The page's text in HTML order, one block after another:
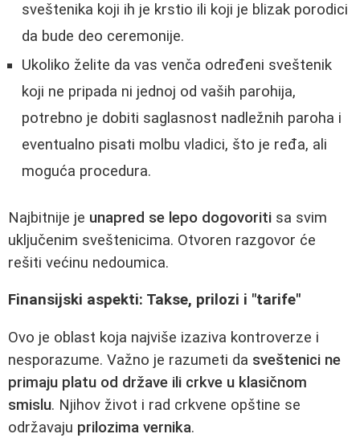
sveštenika koji ih je krstio ili koji je blizak porodici
da bude deo ceremonije.
Ukoliko želite da vas venča određeni sveštenik
koji ne pripada ni jednoj od vaših parohija,
potrebno je dobiti saglasnost nadležnih paroha i
eventualno pisati molbu vladici, što je ređa, ali
moguća procedura.
Najbitnije je unapred se lepo dogovoriti sa svim
uključenim sveštenicima. Otvoren razgovor će
rešiti većinu nedoumica.
Finansijski aspekti: Takse, prilozi i "tarife"
Ovo je oblast koja najviše izaziva kontroverze i
nesporazume. Važno je razumeti da sveštenici ne
primaju platu od države ili crkve u klasičnom
smislu. Njihov život i rad crkvene opštine se
održavaju prilozima vernika.